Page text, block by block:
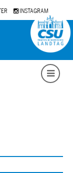
INSTAGRAM